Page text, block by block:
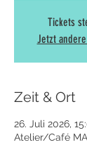
Tickets
Jetzt
Zeit & Ort
26. Juli 2026,
Atelier/Café